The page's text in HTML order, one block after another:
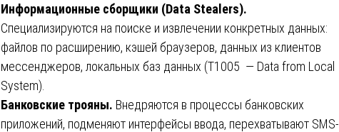
Информационные сборщики (Data Stealers).
Специализируются на поиске и извлечении конкретных данных:
файлов по расширению, кэшей браузеров, данных из клиентов
мессенджеров, локальных баз данных (T1005 — Data from Local
System).
Банковские трояны. Внедряются в процессы банковских
приложений, подменяют интерфейсы ввода, перехватывают SMS-